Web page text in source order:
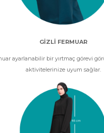
GİZLİ FERMUAR
ayarlanabilir bir yırtmaç görevi
aktivitelerinize uyum sağlar.